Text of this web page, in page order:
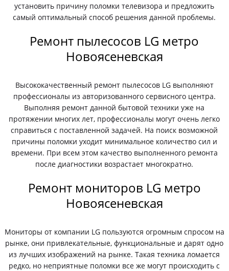
установить причину поломки телевизора и предложить
самый оптимальный способ решения данной проблемы.
Ремонт пылесосов LG метро
Новоясеневская
Высококачественный ремонт пылесосов LG выполняют
профессионалы из авторизованного сервисного центра.
Выполняя ремонт данной бытовой техники уже на
протяжении многих лет, профессионалы могут очень легко
справиться с поставленной задачей. На поиск возможной
причины поломки уходит минимальное количество сил и
времени. При всем этом качество выполненного ремонта
после диагностики возрастает многократно.
Ремонт мониторов LG метро
Новоясеневская
Мониторы от компании LG пользуются огромным спросом на
рынке, они привлекательные, функциональные и дарят одно
из лучших изображений на рынке. Такая техника ломается
редко, но неприятные поломки все же могут происходить с